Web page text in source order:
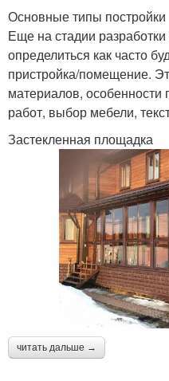
Основные типы постройки
Еще на стадии
определиться как часто
пристройка/помещение.
материалов,
работ, выбор мебели,
Застекленная площадка
читать дальше →